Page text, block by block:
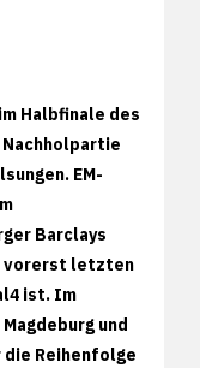
Halbfinale des
Nachholpartie
EM-
Barclays
vorerst letzten
ist. Im
und
die Reihenfolge